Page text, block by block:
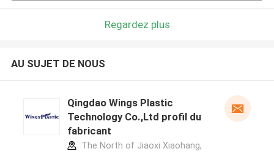
Regardez plus
AU SUJET DE NOUS
Qingdao Wings Plastic
Technology Co.,Ltd profil du
fabricant
The North of Jiaoxi Xiaohang,